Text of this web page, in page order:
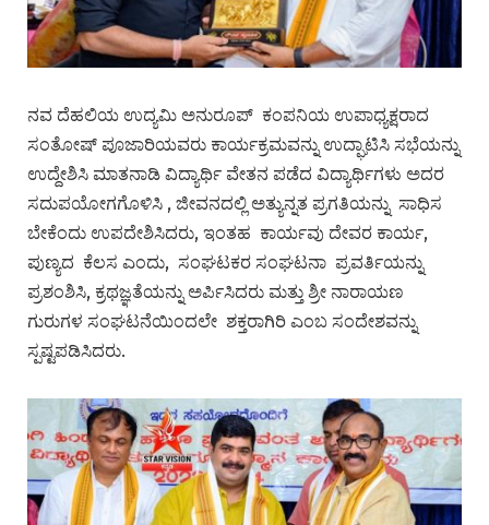
ನವ ದೆಹಲಿಯ ಉದ್ಯಮಿ ಅನುರೂಪ್ ಕಂಪನಿಯ ಉಪಾಧ್ಯಕ್ಷರಾದ
ಸಂತೋಷ್ ಪೂಜಾರಿಯವರು ಕಾರ್ಯಕ್ರಮವನ್ನು ಉದ್ಘಾಟಿಸಿ ಸಭೆಯನ್ನು
ಉದ್ದೇಶಿಸಿ ಮಾತನಾಡಿ ವಿದ್ಯಾರ್ಥಿ ವೇತನ ಪಡೆದ ವಿದ್ಯಾರ್ಥಿಗಳು ಅದರ
ಸದುಪಯೋಗಗೊಳಿಸಿ , ಜೀವನದಲ್ಲಿ ಅತ್ಯುನ್ನತ ಪ್ರಗತಿಯನ್ನು ಸಾಧಿಸ
ಬೇಕೆಂದು ಉಪದೇಶಿಸಿದರು, ಇಂತಹ ಕಾರ್ಯವು ದೇವರ ಕಾರ್ಯ,
ಪುಣ್ಯದ ಕೆಲಸ ಎಂದು, ಸಂಘಟಕರ ಸಂಘಟನಾ ಪ್ರವರ್ತಿಯನ್ನು
ಪ್ರಶಂಶಿಸಿ, ಕ್ರಥಜ್ಞತೆಯನ್ನು ಅರ್ಪಿಸಿದರು ಮತ್ತು ಶ್ರೀ ನಾರಾಯಣ
ಗುರುಗಳ ಸಂಘಟನೆಯಿಂದಲೇ ಶಕ್ತರಾಗಿರಿ ಎಂಬ ಸಂದೇಶವನ್ನು
ಸ್ಪಷ್ಟಪಡಿಸಿದರು.